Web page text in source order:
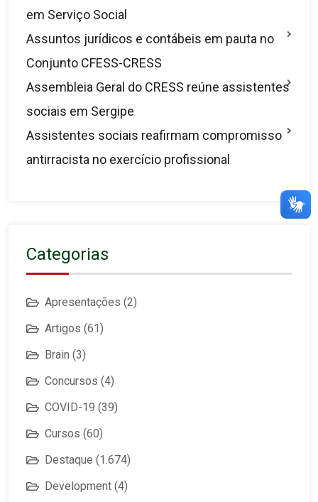
em Serviço Social
Assuntos jurídicos e contábeis em pauta no
Conjunto CFESS-CRESS
Assembleia Geral do CRESS reúne assistentes
sociais em Sergipe
Assistentes sociais reafirmam compromisso
antirracista no exercício profissional
Categorias
Apresentações (2)
Artigos (61)
Brain (3)
Concursos (4)
COVID-19 (39)
Cursos (60)
Destaque (1.674)
Development (4)